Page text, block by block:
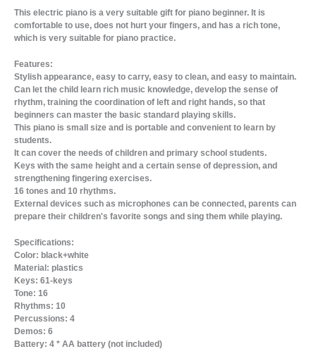
This electric piano is a very suitable gift for piano beginner. It is
comfortable to use, does not hurt your fingers, and has a rich tone,
which is very suitable for piano practice.
Features:
Stylish appearance, easy to carry, easy to clean, and easy to maintain.
Can let the child learn rich music knowledge, develop the sense of
rhythm, training the coordination of left and right hands, so that
beginners can master the basic standard playing skills.
This piano is small size and is portable and convenient to learn by
students.
It can cover the needs of children and primary school students.
Keys with the same height and a certain sense of depression, and
strengthening fingering exercises.
16 tones and 10 rhythms.
External devices such as microphones can be connected, parents can
prepare their children's favorite songs and sing them while playing.
Specifications:
Color: black+white
Material: plastics
Keys: 61-keys
Tone: 16
Rhythms: 10
Percussions: 4
Demos: 6
Battery: 4 * AA battery (not included)